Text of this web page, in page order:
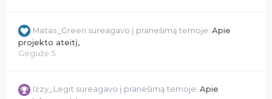
Matas_Green sureagavo į pranešimą temoje: Apie
projekto ateitį,
Gegužė 5
Izzy_Legit sureagavo į pranešimą temoje: Apie